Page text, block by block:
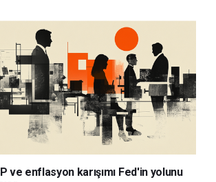
ve enflasyon karışımı Fed'in yolunu